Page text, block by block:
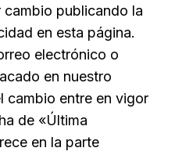
publicando la
en esta página.
electrónico o
en nuestro
cambio entre en vigor
de «Última
en la parte